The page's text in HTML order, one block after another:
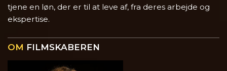
tjene en løn, der er til at leve af, fra deres arbejde og
ekspertise.
OM FILMSKABEREN